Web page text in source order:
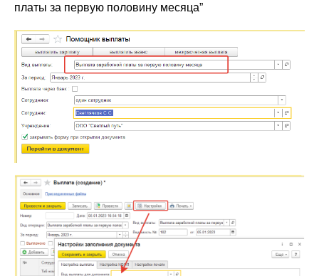
платы за первую половину месяца”